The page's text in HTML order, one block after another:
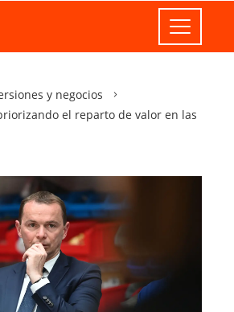
y negocios
el reparto de valor en las